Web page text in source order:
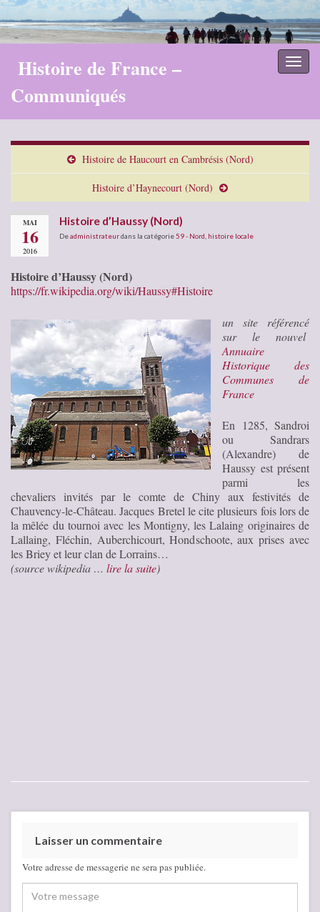
Histoire de France –
Communiqués
Histoire de Haucourt en Cambrésis (Nord)
Histoire d’Haynecourt (Nord)
MAI
16
2016
Histoire d’Haussy (Nord)
Deadministrateurdans la catégorie 59 - Nord histoire locale
Histoire d’Haussy (Nord)
https://fr.wikipedia.org/wiki/Haussy#Histoire
un site référencé
sur le nouvel
Annuaire
Historique des
Communes de
France
En 1285, Sandroi
ou Sandrars
(Alexandre) de
Haussy est présent
parmi les
chevaliers invités par le comte de Chiny aux festivités de
Chauvency-le-Château. Jacques Bretel le cite plusieurs fois lors de
la mêlée du tournoi avec les Montigny, les Lalaing originaires de
Lallaing, Fléchin, Auberchicourt, Hondschoote, aux prises avec
les Briey et leur clan de Lorrains…
(source wikipedia … lire la suite)
Laisser un commentaire
Votre adresse de messagerie ne sera pas publiée.